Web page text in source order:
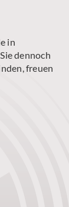
in
dennoch
freuen